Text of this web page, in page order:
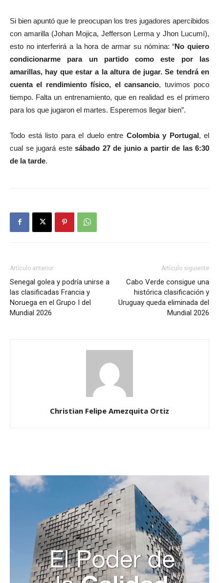
Si bien apuntó que le preocupan los tres jugadores apercibidos
con amarilla (Johan Mojica, Jefferson Lerma y Jhon Lucumí),
esto no interferirá a la hora de armar su nómina: “No quiero
condicionarme para un partido como este por las
amarillas, hay que estar a la altura de jugar. Se tendrá en
cuenta el rendimiento físico, el cansancio, tuvimos poco
tiempo. Falta un entrenamiento, que en realidad es el primero
para los que jugaron el martes. Esperemos llegar bien”.
Todo está listo para el duelo entre Colombia y Portugal, el
cual se jugará este sábado 27 de junio a partir de las 6:30
de la tarde.
Artículo anterior
Senegal golea y podría unirse a
las clasificadas Francia y
Noruega en el Grupo I del
Mundial 2026
Artículo siguiente
Cabo Verde consigue una
histórica clasificación y
Uruguay queda eliminada del
Mundial 2026
Christian Felipe Amezquita Ortiz